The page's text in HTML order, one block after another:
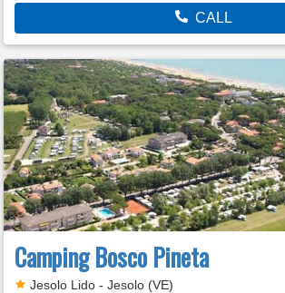
CALL
Camping Bosco Pineta
Jesolo Lido - Jesolo (VE)